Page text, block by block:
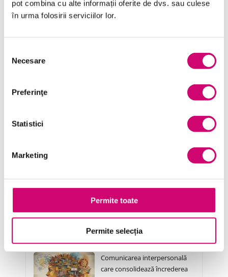
pot combina cu alte informații oferite de dvs. sau culese
în urma folosirii serviciilor lor.
consimțământului
Necesare
Preferinţe
Statistici
Marketing
Permite toate
Permite selecția
Limba Engleză
Microsoft Office
Serviciul clienți
Cursuri Similare
Comunicarea interpersonală
care consolidează încrederea